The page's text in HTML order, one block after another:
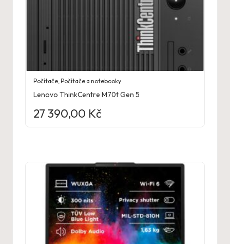
Počítače,Počítače a notebooky
Lenovo ThinkCentre M70t Gen 5
27 390,00 Kč